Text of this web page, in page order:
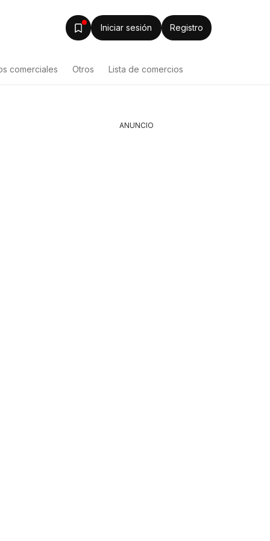
Iniciar sesión Registro
comerciales Otros Lista de comercios
ANUNCIO